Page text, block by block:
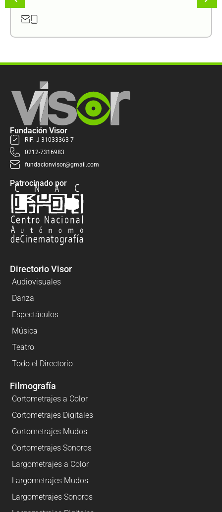
Fundación Visor
RIF: J-31033363-7
0212-7316983
fundacionvisor@gmail.com
Patrocinado por
Directorio Visor
Audiovisuales
Danza
Espectáculos
Música
Teatro
Todo el Directorio
Filmografía
Cortometrajes a Color
Cortometrajes Digitales
Cortometrajes Mudos
Cortometrajes Sonoros
Largometrajes a Color
Largometrajes Mudos
Largometrajes Sonoros